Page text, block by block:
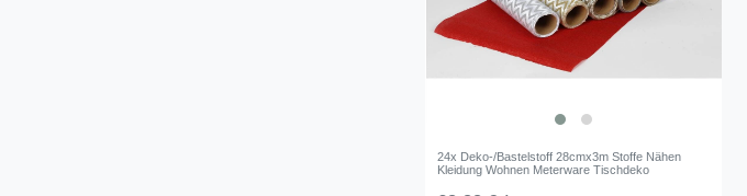
24x Deko-/Bastelstoff 28cmx3m Stoffe Nähen
Kleidung Wohnen Meterware Tischdeko